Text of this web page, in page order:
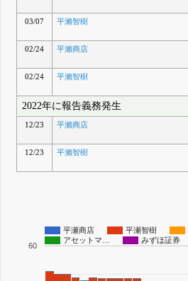
03/07
平瀨智樹
02/24
平瀨商店
02/24
平瀨智樹
2022年に報告義務発生
12/23 平瀨商店
12/23
平瀨智樹
平瀬商店 平瀬智樹
アセットマ…
みずほ証券
60